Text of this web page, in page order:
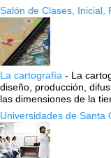
Salón de Clases, Inicial,
La cartografía - La
diseño, producción,
las dimensiones de la
Universidades de Santa